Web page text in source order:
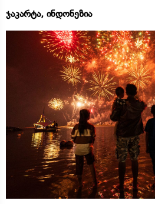
ჯაკარტა, ინდონეზია